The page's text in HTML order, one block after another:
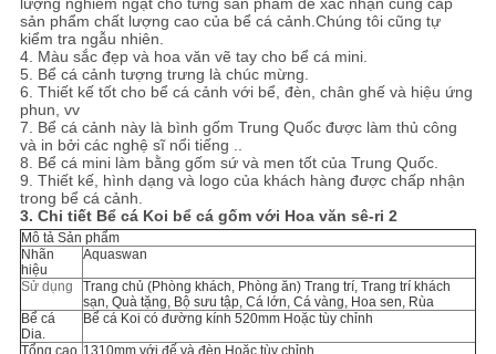
lượng nghiêm ngặt cho từng sản phẩm để xác nhận cung cấp
sản phẩm chất lượng cao của bể cá cảnh.Chúng tôi cũng tự
kiểm tra ngẫu nhiên.
4. Màu sắc đẹp và hoa văn vẽ tay cho bể cá mini.
5. Bể cá cảnh tượng trưng là chúc mừng.
6. Thiết kế tốt cho bể cá cảnh với bể, đèn, chân ghế và hiệu ứng
phun, vv
7. Bể cá cảnh này là bình gốm Trung Quốc được làm thủ công
và in bởi các nghệ sĩ nổi tiếng ..
8. Bể cá mini làm bằng gốm sứ và men tốt của Trung Quốc.
9. Thiết kế, hình dạng và logo của khách hàng được chấp nhận
trong bể cá cảnh.
3. Chi tiết Bể cá Koi bể cá gốm với Hoa văn sê-ri 2
Mô tả Sản phẩm
Nhãn
hiệu
Aquaswan
Sử dụng
Trang chủ (Phòng khách, Phòng ăn) Trang trí, Trang trí khách
sạn, Quà tặng, Bộ sưu tập, Cá lớn, Cá vàng, Hoa sen, Rùa
Bể cá
Dia.
Bể cá Koi có đường kính 520mm Hoặc tùy chỉnh